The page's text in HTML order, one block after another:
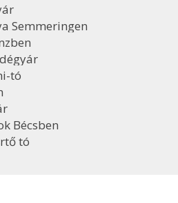
Semmeringen
tó
Bécsben
tó